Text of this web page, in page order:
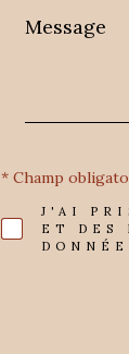
Message
*
J'AI
ET DES
* Champ